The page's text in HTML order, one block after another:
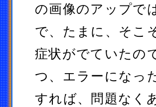
の画像のアップで
で、たまに、そこ
症状がでていたの
つ、エラーになっ
すれば、問題なく